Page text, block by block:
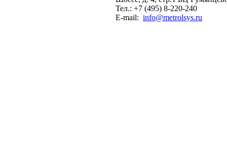
Тел.: +7 (495) 8-220-240
E-mail: info@metrolsys.ru